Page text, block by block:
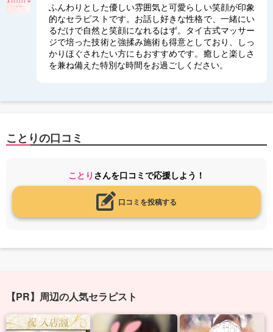
ふんわりとした優しい雰囲気と可愛らしい笑顔が印象
的なセラピストです。お話し好きな性格で、一緒にい
るだけで自然と笑顔になれるはず。タイ古式マッサー
ジで培った技術と強揉み施術も得意としており、しっ
かりほぐされたい方にもおすすめです。癒しと楽しさ
を兼ね備えた特別な時間をお過ごしください。
ことりの口コミ
ことり さんを口コミで応援しよう！
口コミを投稿する
【PR】周辺の人気セラピスト